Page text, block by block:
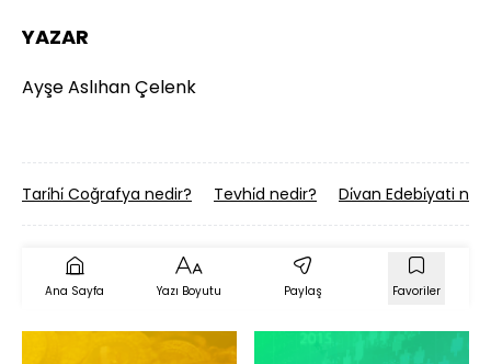
YAZAR
Ayşe Aslıhan Çelenk
Tari̇hi̇ Coğrafya nedir? Tevhi̇d nedir? Di̇van Edebi̇yati
Ana Sayfa Yazı Boyutu Paylaş Favoriler